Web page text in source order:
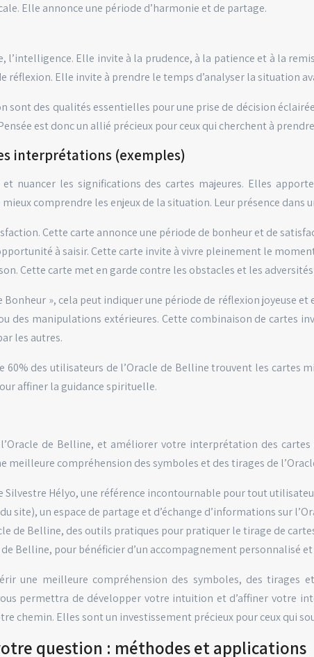
Elle annonce une période d’harmonie et de partage.
l’intelligence. Elle invite à la prudence, à la patience et à la
réflexion. Elle invite à prendre le temps d’analyser la situation
sont des qualités essentielles pour une prise de décision
est donc un allié précieux pour ceux qui cherchent à
interprétations (exemples)
nuancer les significations des cartes majeures. Elles
comprendre les enjeux de la situation. Leur présence dans
Cette carte annonce une période de bonheur et de
à saisir. Cette carte invite à vivre pleinement le
Cette carte met en garde contre les obstacles et les
Bonheur », cela peut indiquer une période de réflexion joyeuse
des manipulations extérieures. Cette combinaison de
les autres.
des utilisateurs de l’Oracle de Belline trouvent les cartes
affiner la guidance spirituelle.
de Belline, et améliorer votre interprétation des
meilleure compréhension des symboles et des tirages de
Silvestre Hélyo, une référence incontournable pour tout
site), un espace de partage et d’échange d’informations sur
de Belline, des outils pratiques pour pratiquer le tirage de
Belline, pour bénéficier d’un accompagnement personnalisé
une meilleure compréhension des symboles, des
permettra de développer votre intuition et d’affiner votre
chemin. Elles sont un investissement précieux pour ceux qui
question : méthodes et applications